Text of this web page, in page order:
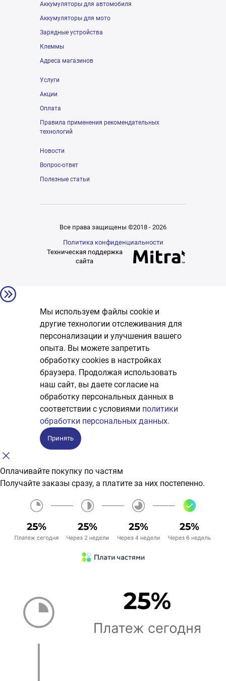
Аккумуляторы для автомобиля
Аккумуляторы для мото
Зарядные устройства
Клеммы
Адреса магазинов
Услуги
Акции
Оплата
Правила применения рекомендательных
технологий
Новости
Вопрос-ответ
Полезные статьи
Все права защищены ©2018 - 2026
Политика конфиденциальности
Техническая поддержка
сайта
Мы используем файлы cookie и
другие технологии отслеживания для
персонализации и улучшения вашего
опыта. Вы можете запретить
обработку сookies в настройках
браузера. Продолжая использовать
наш сайт, вы даете согласие на
обработку персональных данных в
соответствии с условиями политики
обработки персональных данных.
Принять
Оплачивайте покупку по частям
Получайте заказы сразу, а платите за них постепенно.